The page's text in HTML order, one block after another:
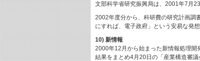
文部科学省研究振興局は、2001年7月
2002年度分から、科研費の研究計画調
にすれば、電子政府」という安易な発想
10) 新情報
2000年12月から始まった新情報処理開
結果をまとめ4月20日の「産業構造審